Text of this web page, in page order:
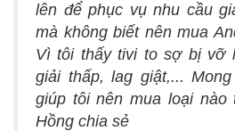
lên để phục vụ nhu cầu
mà không biết nên mua
Vì tôi thấy tivi to sợ bị vỡ
giải thấp, lag giật,...
giúp tôi nên mua loại nào
Hồng chia sẻ